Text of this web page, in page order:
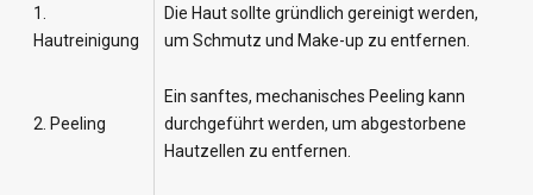
1.
Hautreinigung
Die Haut sollte gründlich gereinigt werden,
um Schmutz und Make-up zu entfernen.
2. Peeling
Ein sanftes, mechanisches Peeling kann
durchgeführt werden, um abgestorbene
Hautzellen zu entfernen.